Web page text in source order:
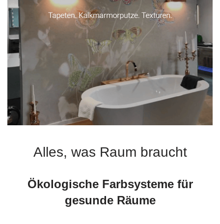
Alles, was Raum braucht
Ökologische Farbsysteme für
gesunde Räume